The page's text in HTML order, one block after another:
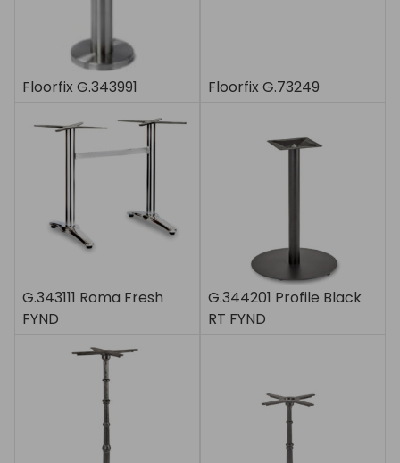
Floorfix G.343991 Floorfix G.73249
G.343111 Roma Fresh
FYND
G.344201 Profile Black
RT FYND